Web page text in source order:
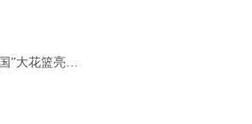
“祝福祖国”大花篮亮相天安门广场